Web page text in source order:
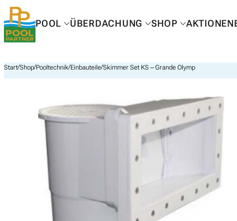
Zum
Inhalt
springen
POOL ÜBERDACHUNG SHOP AKTIONEN
Start/Shop/Pooltechnik/Einbauteile/Skimmer Set KS – Grande Olymp